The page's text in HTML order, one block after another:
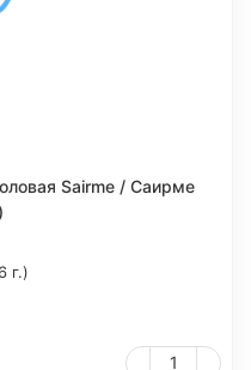
Sairme / Саирме
г.)